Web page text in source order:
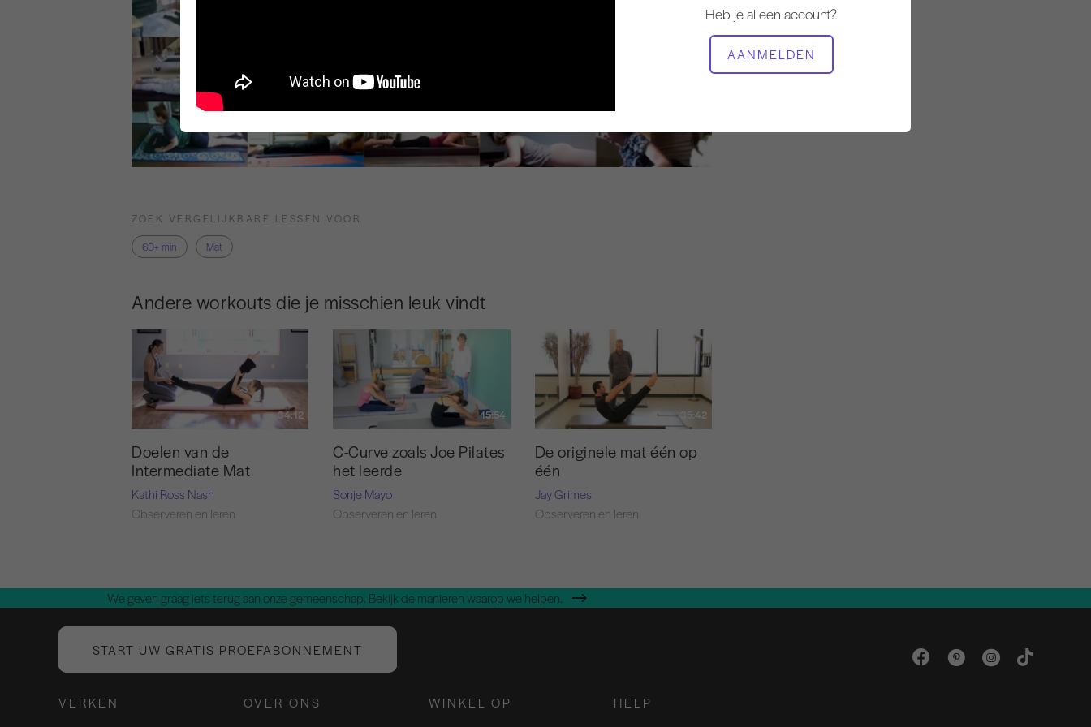
Heb je al een account?
AANMELDEN
BENODIGDE APPARATUUR
Mat
ZOEK VERGELIJKBARE LESSEN VOOR
60+ min
Mat
Andere workouts die je misschien leuk vindt
34:12
Doelen van de
Intermediate Mat
Kathi Ross Nash
Observeren en leren
15:54
C-Curve zoals Joe Pilates
het leerde
Sonje Mayo
Observeren en leren
35:42
De originele mat één op
één
Jay Grimes
Observeren en leren
We geven graag iets terug aan onze gemeenschap. Bekijk de manieren waarop we helpen.
START UW GRATIS PROEFABONNEMENT
VERKEN OVER ONS WINKEL OP HELP